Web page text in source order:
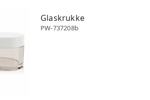
Glaskrukke
PW-737208b